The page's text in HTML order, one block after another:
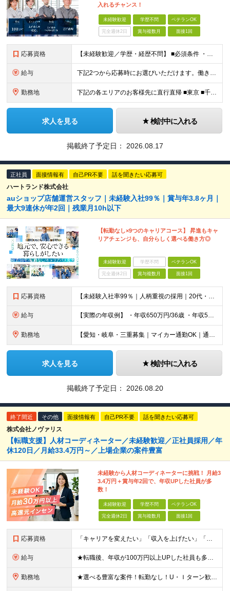
入れるチャンス！
未経験歓迎 学歴不問 ベテランOK
完全週休2日 賞与複数月 面接1回
応募資格 【未経験歓迎／学歴・経歴不問】 ■必須条件 ・普通自動車免許（AT限定可）のみ 特別なスキルや経験は一切不要。 実際に、社員の9割以上が未経験スタートです。 「工具を触ったことがない」 「現場仕
給与 下記2つから応募時にお選びいただけます。働き⽅は⼊社後にも変更可能。 《歩合特化型》 ・⽉給30万円以上＋インセンティブ（還元率10％〜18.5％） ・想定年収400万円〜800万円・休⽇数⽉8⽇
勤務地 下記の各エリアのお客様先に直⾏直帰 ■東京 ■千葉 ■埼玉 ■栃木 ■大阪 ■名古屋 ■長野 ■富山 ■岡山 ※転居を伴う転勤はありません。 ※社⽤⾞通勤可（駐⾞場あり） ＼出社義務はありません／
求人を見る 検討中に入れる
掲載終了予定日： 2026.08.17
正社員 面接情報有 自己PR不要 話を聞きたい応募可
ハートランド株式会社
auショップ店舗運営スタッフ｜未経験入社99％｜賞与年3.8ヶ月｜
最大9連休が年2回｜残業月10h以下
【転勤なし×9つのキャリアコース】 昇進もキャ
リアチェンジも、自分らしく選べる働き方◎
未経験歓迎 学歴不問 ベテランOK
完全週休2日 賞与複数月 面接1回
応募資格 【未経験入社率99％｜人柄重視の採用｜20代・30代活躍中】 ◆未経験OK ◆高卒以上 ◎第二新卒/U・Iターン歓迎 ◎人柄重視の採用 ＼＼こんな方はぜひご応募ください／／ □年齢や社歴に関係なくフ
給与 【実際の年収例】 ・年収650万円/36歳 ・年収580万円/30歳 ・年収450万円/25歳 【各種手当】 ・資格取得支援・手当（最大月3万円） ・スマホの購入割引き（資格取得者） ・住宅手当（家
勤務地 【愛知・岐阜・三重募集｜マイカー通勤OK｜通勤1時間圏内に配属予定】 ◎ご自宅から1時間以内を目安に、通勤しやすいエリアの店舗へ配属します 【愛知県】 ◆名古屋市内 名古屋市瑞穂区・名古屋市西区 ◆
求人を見る 検討中に入れる
掲載終了予定日： 2026.08.20
終了間近 その他 面接情報有 自己PR不要 話を聞きたい応募可
株式会社ノヴァリス
【転職支援】人材コーディネーター／未経験歓迎／正社員採用／年
休120日／月給33.4万円～／上場企業の案件豊富
未経験から人材コーディネーターに挑戦！ 月給3
3.4万円＋賞与年2回で、年収UPした社員が多
数！
未経験歓迎 学歴不問 ベテランOK
完全週休2日 賞与複数月 面接1回
応募資格 「キャリアを変えたい」「収入を上げたい」「将来に強いスキルを身につけたい」方歓迎！ ・未経験歓迎 ・学歴不問 ・第二新卒歓迎 ＼経験やスキルではなく、“これから”を重視します／ 「今のままでいい
給与 ★転職後、年収が100万円以上UPした社員も多数！ 月給33.4万円～45万円＋諸手当＋賞与年2回 ※インセンティブが発生する案件もあります。 【固定残業代について】 なし（残業代は、実際の労働
勤務地 ★選べる豊富な案件！転勤なし！U・Ｉターン歓迎！ 東京、神奈川、埼玉、千葉、愛知、大阪、兵庫、京都、広島、福岡をはじめとする全国各地のプロジェクト先。 プライム上場、グロース上場企業の大手～ベンチ